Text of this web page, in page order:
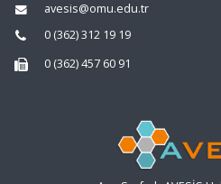
avesis@omu.edu.tr
0 (362) 312 19 19
0 (362) 457 60 91